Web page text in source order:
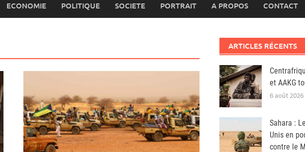
ECONOMIE POLITIQUE SOCIETE PORTRAIT A PROPOS CONTACT
ARTICLES RÉCENTS
et AAKG
6 août 2026
Sahara :
Unis en
contre le